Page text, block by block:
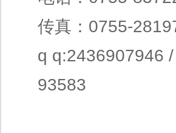
传真：0755-
q q:2436907946
93583